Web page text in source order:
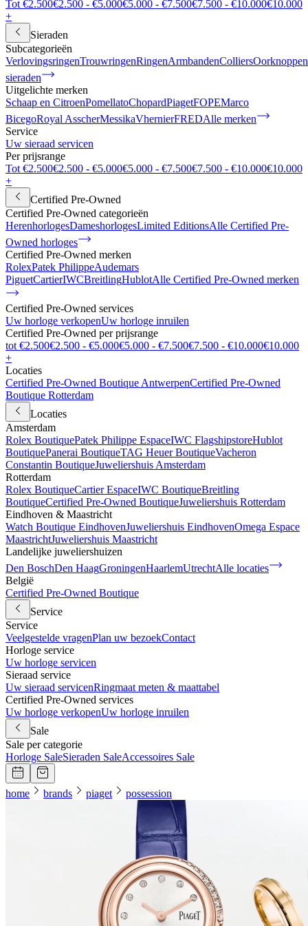
Tot €2.500€2.500 - €5.000€5.000 - €7.500€7.500 - €10.000€10.000
+
Sieraden
Subcategorieën
VerlovingsringenTrouwringenRingenArmbandenColliersOorknoppen
sieraden
Uitgelichte merken
Schaap en CitroenPomellatoChopardPiagetFOPEMarco
BicegoRoyal AsscherMessikaVhernierFREDAlle merken
Service
Uw sieraad servicen
Per prijsrange
Tot €2.500€2.500 - €5.000€5.000 - €7.500€7.500 - €10.000€10.000
+
Certified Pre-Owned
Certified Pre-Owned categorieën
HerenhorlogesDameshorlogesLimited EditionsAlle Certified Pre-
Owned horloges
Certified Pre-Owned merken
RolexPatek PhilippeAudemars
PiguetCartierIWCBreitlingHublotAlle Certified Pre-Owned merken
Certified Pre-Owned services
Uw horloge verkopenUw horloge inruilen
Certified Pre-Owned per prijsrange
tot €2.500€2.500 - €5.000€5.000 - €7.500€7.500 - €10.000€10.000
+
Locaties
Certified Pre-Owned Boutique AntwerpenCertified Pre-Owned
Boutique Rotterdam
Locaties
Amsterdam
Rolex BoutiquePatek Philippe EspaceIWC FlagshipstoreHublot
BoutiquePanerai BoutiqueTAG Heuer BoutiqueVacheron
Constantin BoutiqueJuweliershuis Amsterdam
Rotterdam
Rolex BoutiqueCartier EspaceIWC BoutiqueBreitling
BoutiqueCertified Pre-Owned BoutiqueJuweliershuis Rotterdam
Eindhoven & Maastricht
Watch Boutique EindhovenJuweliershuis EindhovenOmega Espace
MaastrichtJuweliershuis Maastricht
Landelijke juweliershuizen
Den BoschDen HaagGroningenHaarlemUtrechtAlle locaties
België
Certified Pre-Owned Boutique
Service
Service
Veelgestelde vragenPlan uw bezoekContact
Horloge service
Uw horloge servicen
Sieraad service
Uw sieraad servicenRingmaat meten & maattabel
Certified Pre-Owned services
Uw horloge verkopenUw horloge inruilen
Sale
Sale per categorie
Horloge SaleSieraden SaleAccessoires Sale
home brands piaget possession